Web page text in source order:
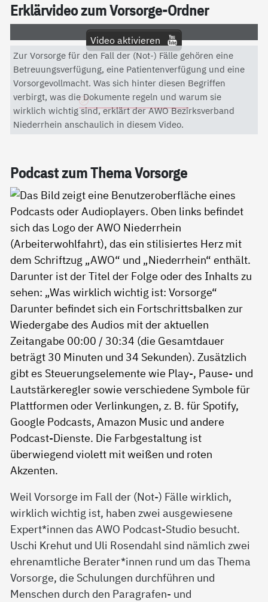
Er­klär­vi­deo zum Vor­sor­ge-Ord­ner
Video aktivieren
Mit dem Aktivieren des Videos akzeptieren Sie die
Datenschutzerklärung von YouTube.
Datenschutzerklärung
Zur Vorsorge für den Fall der (Not-) Fälle gehören eine
Betreuungsverfügung, eine Patientenverfügung und eine
Vorsorgevollmacht. Was sich hinter diesen Begriffen
verbirgt, was die Dokumente regeln und warum sie
wirklich wichtig sind, erklärt der AWO Bezirksverband
Niederrhein anschaulich in diesem Video.
Pod­cast zum The­ma Vor­sor­ge
Weil Vorsorge im Fall der (Not-) Fälle wirklich,
wirklich wichtig ist, haben zwei ausgewiesene
Expert*innen das AWO Podcast-Studio besucht.
Uschi Krehut und Uli Rosendahl sind nämlich zwei
ehrenamtliche Berater*innen rund um das Thema
Vorsorge, die Schulungen durchführen und
Menschen durch den Paragrafen- und